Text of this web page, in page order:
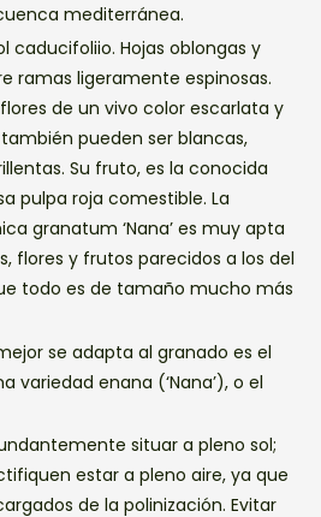
mediterránea.
caducifoliio. Hojas oblongas y
ramas ligeramente espinosas.
de un vivo color escarlata y
pueden ser blancas,
Su fruto, es la conocida
pulpa roja comestible. La
granatum ‘Nana’ es muy apta
flores y frutos parecidos a los del
todo es de tamaño mucho más
se adapta al granado es el
variedad enana (‘Nana’), o el
situar a pleno sol;
estar a pleno aire, ya que
de la polinización. Evitar